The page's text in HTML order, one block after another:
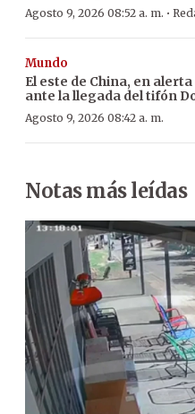
Agosto 9, 2026 08:52 a. m. ·
Mundo
El este de China, en
ante la llegada del tifón
Agosto 9, 2026 08:42 a. m.
Notas más leídas